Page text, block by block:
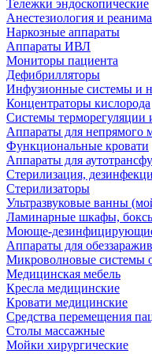
Тележки эндоскопические
Анестезиология и
Наркозные аппараты
Аппараты ИВЛ
Мониторы пациента
Дефибрилляторы
Инфузионные системы и
Концентраторы кислорода
Системы терморегуляции
Аппараты для непрямого
Функциональные кровати
Аппараты для
Стерилизация,
Стерилизаторы
Ультразвуковые ванны
Ламинарные шкафы,
Моюще-
Аппараты для
Микроволновые системы
Медицинская мебель
Кресла медицинские
Кровати медицинские
Средства перемещения
Столы массажные
Мойки хирургические